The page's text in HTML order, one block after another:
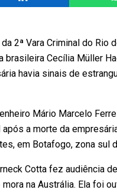
2ª Vara Criminal do Rio
Cecília Müller
havia sinais de
Mário Marcelo
a morte da
em Botafogo, zona sul
Cotta fez audiência
mora na Austrália. Ela foi